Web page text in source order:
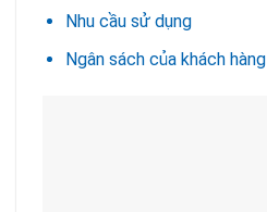
Nhu cầu sử dụng
Ngân sách của khách hàng